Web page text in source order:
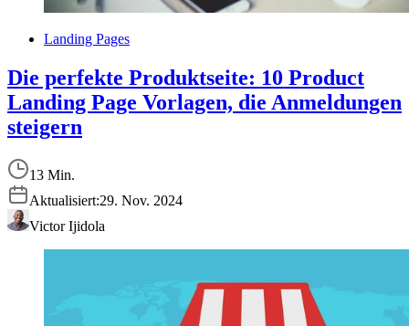
Landing Pages
Die perfekte Produktseite: 10 Product
Landing Page Vorlagen, die Anmeldungen
steigern
13 Min.
Aktualisiert:29. Nov. 2024
Victor Ijidola